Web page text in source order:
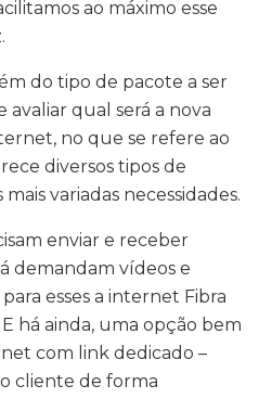
ao máximo esse
do tipo de pacote a ser
qual será a nova
no que se refere ao
diversos tipos de
variadas necessidades.
enviar e receber
demandam vídeos e
esses a internet Fibra
há ainda, uma opção bem
com link dedicado –
cliente de forma